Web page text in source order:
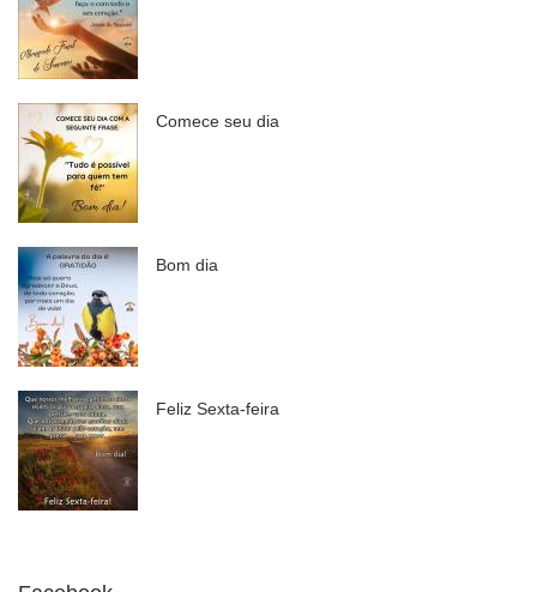
Comece seu dia
Bom dia
Feliz Sexta-feira